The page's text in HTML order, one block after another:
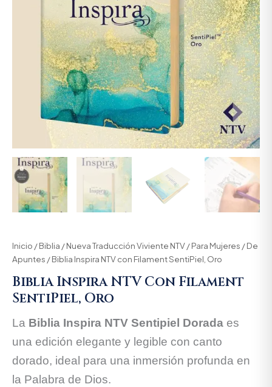
Inicio /Biblia /Nueva Traducción Viviente NTV/Para Mujeres /De
Apuntes / Biblia Inspira NTV con Filament SentiPiel, Oro
Biblia Inspira NTV Con Filament
SentiPiel, Oro
La Biblia Inspira NTV Sentipiel Dorada es
una edición elegante y legible con canto
dorado, ideal para una inmersión profunda en
la Palabra de Dios.